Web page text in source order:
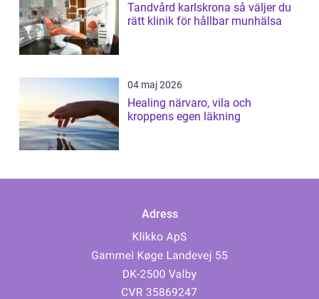
Tandvård karlskrona så väljer du
rätt klinik för hållbar munhälsa
04 maj 2026
Healing närvaro, vila och
kroppens egen läkning
Adress